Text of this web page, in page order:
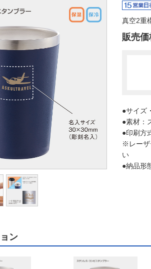
真空2重
販売価
●サイズ
●素材：
●印刷方
※レーザ
い
●納品形
ン